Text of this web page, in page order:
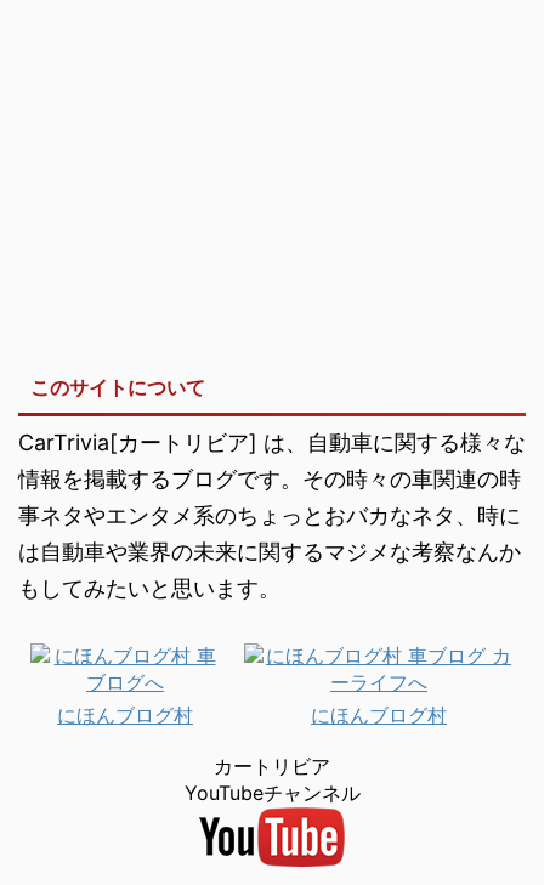
このサイトについて
CarTrivia[カートリビア] は、自動車に関する様々な
情報を掲載するブログです。その時々の車関連の時
事ネタやエンタメ系のちょっとおバカなネタ、時に
は自動車や業界の未来に関するマジメな考察なんか
もしてみたいと思います。
にほんブログ村 にほんブログ村
カートリビア
YouTubeチャンネル